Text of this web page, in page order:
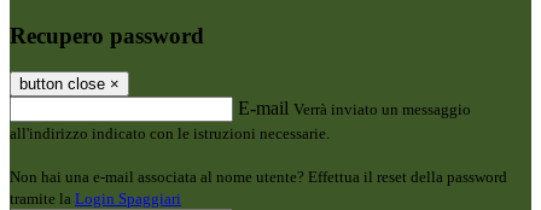
Recupero password
button close ×
E-mail Verrà inviato un messaggio
all'indirizzo indicato con le istruzioni necessarie.
Non hai una e-mail associata al nome utente? Effettua il reset della password
tramite la Login Spaggiari